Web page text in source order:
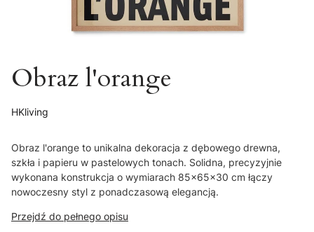
Obraz l'orange
HKliving
Obraz l'orange to unikalna dekoracja z dębowego drewna,
szkła i papieru w pastelowych tonach. Solidna, precyzyjnie
wykonana konstrukcja o wymiarach 85x65x30 cm łączy
nowoczesny styl z ponadczasową elegancją.
Przejdź do pełnego opisu